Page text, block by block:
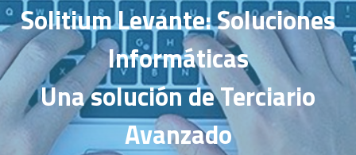
Solitium Levante: Soluciones
Informáticas
Una solución de Terciario
Avanzado